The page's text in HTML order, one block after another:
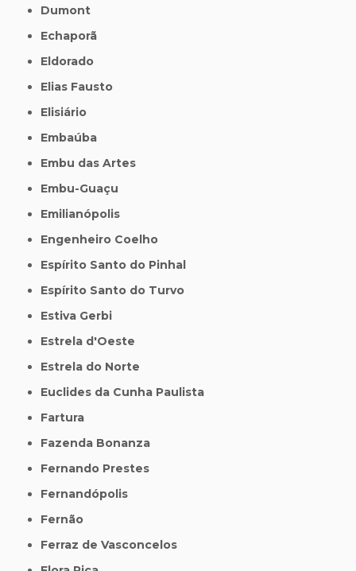
Dumont
Echaporã
Eldorado
Elias Fausto
Elisiário
Embaúba
Embu das Artes
Embu-Guaçu
Emilianópolis
Engenheiro Coelho
Espírito Santo do Pinhal
Espírito Santo do Turvo
Estiva Gerbi
Estrela d'Oeste
Estrela do Norte
Euclides da Cunha Paulista
Fartura
Fazenda Bonanza
Fernando Prestes
Fernandópolis
Fernão
Ferraz de Vasconcelos